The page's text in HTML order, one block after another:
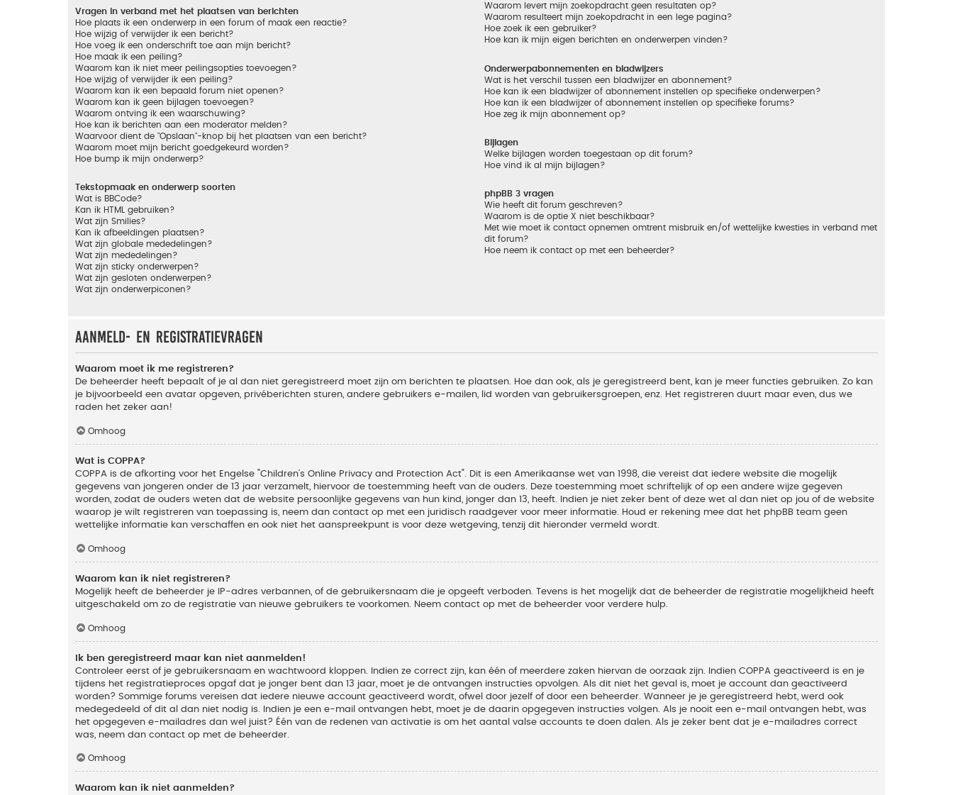
Vragen in verband met het plaatsen van berichten
Hoe plaats ik een onderwerp in een forum of maak een reactie?
Hoe wijzig of verwijder ik een bericht?
Hoe voeg ik een onderschrift toe aan mijn bericht?
Hoe maak ik een peiling?
Waarom kan ik niet meer peilingsopties toevoegen?
Hoe wijzig of verwijder ik een peiling?
Waarom kan ik een bepaald forum niet openen?
Waarom kan ik geen bijlagen toevoegen?
Waarom ontving ik een waarschuwing?
Hoe kan ik berichten aan een moderator melden?
Waarvoor dient de "Opslaan"-knop bij het plaatsen van een bericht?
Waarom moet mijn bericht goedgekeurd worden?
Hoe bump ik mijn onderwerp?
Tekstopmaak en onderwerp soorten
Wat is BBCode?
Kan ik HTML gebruiken?
Wat zijn Smilies?
Kan ik afbeeldingen plaatsen?
Wat zijn globale mededelingen?
Wat zijn mededelingen?
Wat zijn sticky onderwerpen?
Wat zijn gesloten onderwerpen?
Wat zijn onderwerpiconen?
Waarom levert mijn zoekopdracht geen resultaten op?
Waarom resulteert mijn zoekopdracht in een lege pagina?
Hoe zoek ik een gebruiker?
Hoe kan ik mijn eigen berichten en onderwerpen vinden?
Onderwerpabonnementen en bladwijzers
Wat is het verschil tussen een bladwijzer en abonnement?
Hoe kan ik een bladwijzer of abonnement instellen op specifieke onderwerpen?
Hoe kan ik een bladwijzer of abonnement instellen op specifieke forums?
Hoe zeg ik mijn abonnement op?
Bijlagen
Welke bijlagen worden toegestaan op dit forum?
Hoe vind ik al mijn bijlagen?
phpBB 3 vragen
Wie heeft dit forum geschreven?
Waarom is de optie X niet beschikbaar?
Met wie moet ik contact opnemen omtrent misbruik en/of wettelijke kwesties in verband met
dit forum?
Hoe neem ik contact op met een beheerder?
Aanmeld- en registratievragen
Waarom moet ik me registreren?
De beheerder heeft bepaalt of je al dan niet geregistreerd moet zijn om berichten te plaatsen. Hoe dan ook, als je geregistreerd bent, kan je meer functies gebruiken. Zo kan
je bijvoorbeeld een avatar opgeven, privéberichten sturen, andere gebruikers e-mailen, lid worden van gebruikersgroepen, enz. Het registreren duurt maar even, dus we
raden het zeker aan!
Omhoog
Wat is COPPA?
COPPA is de afkorting voor het Engelse "Children’s Online Privacy and Protection Act". Dit is een Amerikaanse wet van 1998, die vereist dat iedere website die mogelijk
gegevens van jongeren onder de 13 jaar verzamelt, hiervoor de toestemming heeft van de ouders. Deze toestemming moet schriftelijk of op een andere wijze gegeven
worden, zodat de ouders weten dat de website persoonlijke gegevens van hun kind, jonger dan 13, heeft. Indien je niet zeker bent of deze wet al dan niet op jou of de website
waarop je wilt registreren van toepassing is, neem dan contact op met een juridisch raadgever voor meer informatie. Houd er rekening mee dat het phpBB team geen
wettelijke informatie kan verschaffen en ook niet het aanspreekpunt is voor deze wetgeving, tenzij dit hieronder vermeld wordt.
Omhoog
Waarom kan ik niet registreren?
Mogelijk heeft de beheerder je IP-adres verbannen, of de gebruikersnaam die je opgeeft verboden. Tevens is het mogelijk dat de beheerder de registratie mogelijkheid heeft
uitgeschakeld om zo de registratie van nieuwe gebruikers te voorkomen. Neem contact op met de beheerder voor verdere hulp.
Omhoog
Ik ben geregistreerd maar kan niet aanmelden!
Controleer eerst of je gebruikersnaam en wachtwoord kloppen. Indien ze correct zijn, kan één of meerdere zaken hiervan de oorzaak zijn. Indien COPPA geactiveerd is en je
tijdens het registratieproces opgaf dat je jonger bent dan 13 jaar, moet je de ontvangen instructies opvolgen. Als dit niet het geval is, moet je account dan geactiveerd
worden? Sommige forums vereisen dat iedere nieuwe account geactiveerd wordt, ofwel door jezelf of door een beheerder. Wanneer je je geregistreerd hebt, werd ook
medegedeeld of dit al dan niet nodig is. Indien je een e-mail ontvangen hebt, moet je de daarin opgegeven instructies volgen. Als je nooit een e-mail ontvangen hebt, was
het opgegeven e-mailadres dan wel juist? Één van de redenen van activatie is om het aantal valse accounts te doen dalen. Als je zeker bent dat je e-mailadres correct
was, neem dan contact op met de beheerder.
Omhoog
Waarom kan ik niet aanmelden?